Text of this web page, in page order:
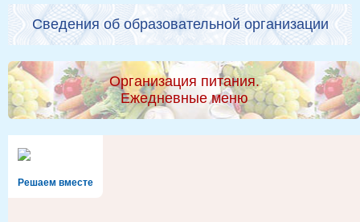
Сведения об образовательной организации
Организация питания.
Ежедневные меню
Решаем вместе